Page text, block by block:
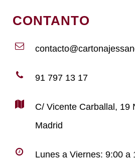
CONTANTO
91 797 13 17
C/ Vicente Carballal, 19
Madrid
Lunes a Viernes: 9:00 a